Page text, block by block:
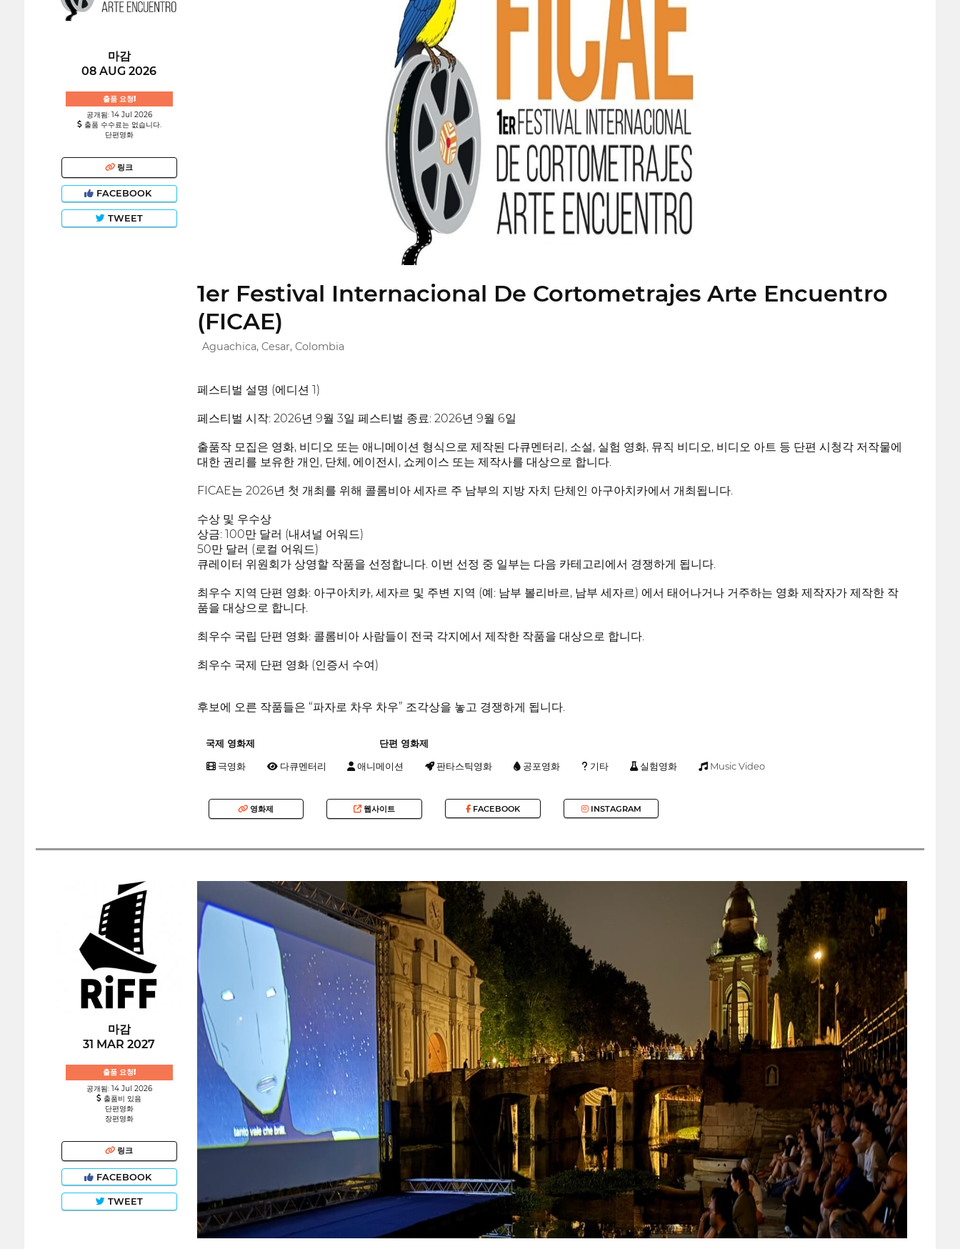
마감
08 AUG 2026
출품 요청!
공개됨: 14 Jul 2026
출품 수수료는 없습니다.
단편영화
링크
FACEBOOK
TWEET
1er Festival Internacional De Cortometrajes Arte Encuentro
(FICAE)
Aguachica, Cesar, Colombia
페스티벌 설명 (에디션 1)
페스티벌 시작: 2026년 9월 3일 페스티벌 종료: 2026년 9월 6일
출품작 모집은 영화, 비디오 또는 애니메이션 형식으로 제작된 다큐멘터리, 소설, 실험 영화, 뮤직 비디오, 비디오 아트 등 단편 시청각 저작물에
대한 권리를 보유한 개인, 단체, 에이전시, 쇼케이스 또는 제작사를 대상으로 합니다.
FICAE는 2026년 첫 개최를 위해 콜롬비아 세자르 주 남부의 지방 자치 단체인 아구아치카에서 개최됩니다.
수상 및 우수상
상금: 100만 달러 (내셔널 어워드)
50만 달러 (로컬 어워드)
큐레이터 위원회가 상영할 작품을 선정합니다. 이번 선정 중 일부는 다음 카테고리에서 경쟁하게 됩니다.
최우수 지역 단편 영화: 아구아치카, 세자르 및 주변 지역 (예: 남부 볼리바르, 남부 세자르) 에서 태어나거나 거주하는 영화 제작자가 제작한 작
품을 대상으로 합니다.
최우수 국립 단편 영화: 콜롬비아 사람들이 전국 각지에서 제작한 작품을 대상으로 합니다.
최우수 국제 단편 영화 (인증서 수여)
후보에 오른 작품들은 “파자로 차우 차우” 조각상을 놓고 경쟁하게 됩니다.
국제 영화제 단편 영화제
극영화 다큐멘터리 애니메이션 판타스틱영화 공포영화 기타 실험영화 Music Video
영화제 웹사이트 FACEBOOK INSTAGRAM
마감
31 MAR 2027
출품 요청!
공개됨: 14 Jul 2026
출품비 있음
단편영화
장편영화
링크
FACEBOOK
TWEET